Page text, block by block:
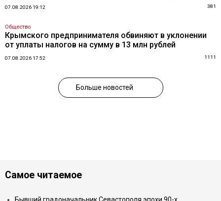
07.08.2026 19:12 381
Общество
Крымского предпринимателя обвиняют в уклонении
от уплаты налогов на сумму в 13 млн рублей
07.08.2026 17:52 1111
Больше новостей
Самое читаемое